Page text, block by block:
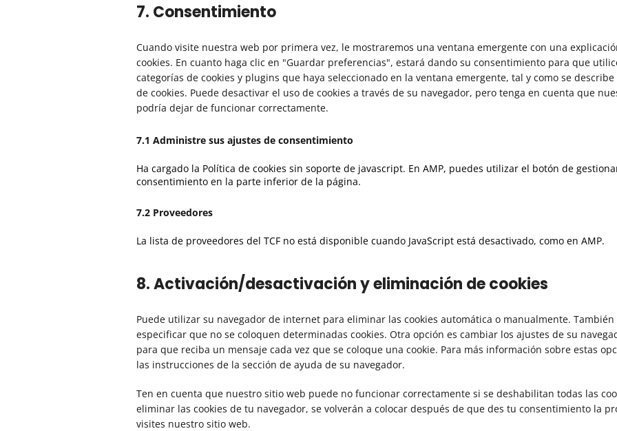
7. Consentimiento
Cuando visite nuestra web por primera vez, le mostraremos una ventana emergente con una
cookies. En cuanto haga clic en "Guardar preferencias", estará dando su consentimiento para que
categorías de cookies y plugins que haya seleccionado en la ventana emergente, tal y como se describe
de cookies. Puede desactivar el uso de cookies a través de su navegador, pero tenga en cuenta que
podría dejar de funcionar correctamente.
7.1 Administre sus ajustes de consentimiento
Ha cargado la Política de cookies sin soporte de javascript. En AMP, puedes utilizar el botón de
consentimiento en la parte inferior de la página.
7.2 Proveedores
La lista de proveedores del TCF no está disponible cuando JavaScript está desactivado, como en AMP.
8. Activación/desactivación y eliminación de cookies
Puede utilizar su navegador de internet para eliminar las cookies automática o manualmente.
especificar que no se coloquen determinadas cookies. Otra opción es cambiar los ajustes de su
para que reciba un mensaje cada vez que se coloque una cookie. Para más información sobre estas
las instrucciones de la sección de ayuda de su navegador.
Ten en cuenta que nuestro sitio web puede no funcionar correctamente si se deshabilitan todas las
eliminar las cookies de tu navegador, se volverán a colocar después de que des tu consentimiento la
visites nuestro sitio web.